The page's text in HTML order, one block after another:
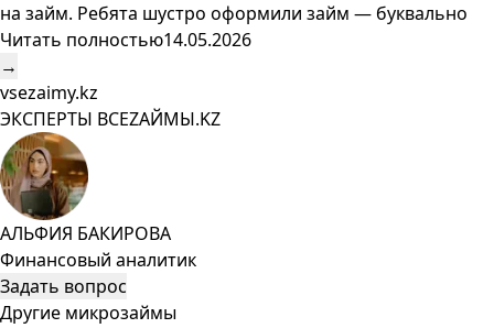
на займ. Ребята шустро оформили займ — буквально
Читать полностью14.05.2026
→
vsezaimy.kz
ЭКСПЕРТЫ ВСЕZAЙМЫ.KZ
АЛЬФИЯ БАКИРОВА
Финансовый аналитик
Задать вопрос
Другие микрозаймы